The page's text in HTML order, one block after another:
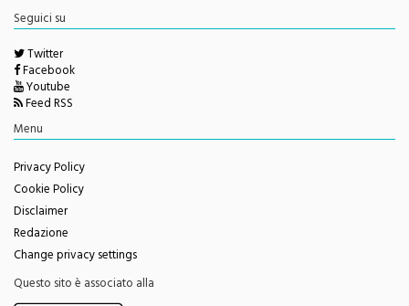
Seguici su
Twitter
Facebook
Youtube
Feed RSS
Menu
Privacy Policy
Cookie Policy
Disclaimer
Redazione
Change privacy settings
Questo sito è associato alla